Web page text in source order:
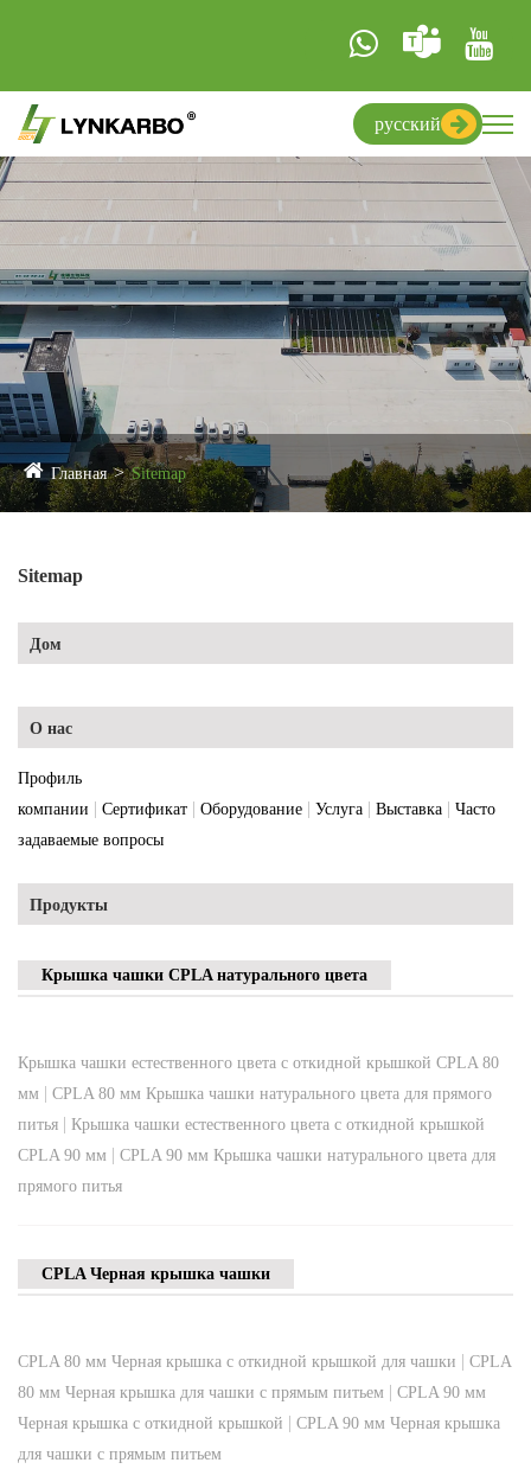
русский
Главная Sitemap
Sitemap
Дом
О нас
Профиль
компании | Сертификат | Оборудование | Услуга | Выставка | Часто
задаваемые вопросы
Продукты
Крышка чашки CPLA натурального цвета
Крышка чашки естественного цвета с откидной крышкой CPLA 80
мм | CPLA 80 мм Крышка чашки натурального цвета для прямого
питья | Крышка чашки естественного цвета с откидной крышкой
CPLA 90 мм | CPLA 90 мм Крышка чашки натурального цвета для
прямого питья
CPLA Черная крышка чашки
CPLA 80 мм Черная крышка с откидной крышкой для чашки | CPLA
80 мм Черная крышка для чашки с прямым питьем | CPLA 90 мм
Черная крышка с откидной крышкой | CPLA 90 мм Черная крышка
для чашки с прямым питьем